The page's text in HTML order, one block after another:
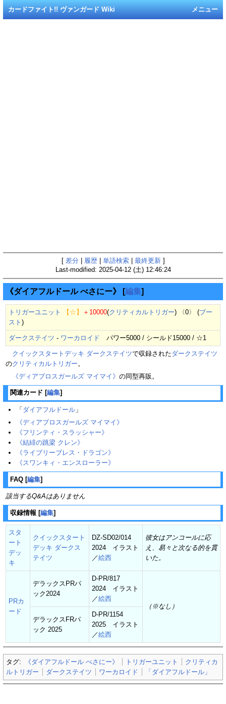
メニュー
カードファイト!! ヴァンガード Wiki
[ 差分 履歴| 単語検索| 最終更新]
Last-modified: 2025-04-12 (土) 12:46:24
《ダイアフルドール べさにー》 [編集]
トリガーユニット 【☆】 ＋10000(クリティカルトリガー) 〈0〉 (ブー
スト )
ダークステイツ - ワーカロイド パワー5000 / シールド15000 / ☆1
クイックスタートデッキ ダークステイツで収録されたダークステイツ
のクリティカルトリガー。
《ディアブロスガールズ マイマイ》 の同型再販。
関連カード [編集]
「 ダイアフルドール 」
《ディアブロスガールズ マイマイ》
《フリンティ・スラッシャー》
《結緋の跳梁 クレン》
《ライブリーブレス・ドラゴン》‎
《スワンキィ・エンスローラー》
FAQ [編集]
該当するQ&Aはありません
収録情報 [編集]
スタ
ート
デッ
キ
クイックスタート
デッキ ダークス
テイツ
DZ-SD02/014
2024 イラスト
／絵西
彼女はアンコールに応
え、易々と次なる的を貫
いた。
PRカ
ード
デラックスPRパ
ック2024
D-PR/817
2024 イラスト
／絵西
（※なし）
デラックスFRパ
ック 2025
D-PR/1154
2025 イラスト
／絵西
タグ: 《ダイアフルドール べさにー》 トリガーユニット
クリティカ
ルトリガー
ダークステイツ ワーカロイド 「ダイアフルドール」